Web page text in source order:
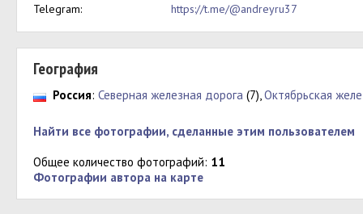
Telegram:
https://t.me/@andreyru37
География
Россия: Северная железная дорога (7),Октябрьская
Найти все фотографии, сделанные этим пользователем
Общее количество фотографий: 11
Фотографии автора на карте